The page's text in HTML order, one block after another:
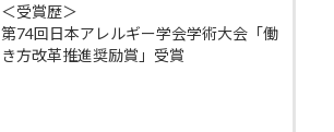
＜受賞歴＞
第74回日本アレルギー学会学術大会「働
き方改革推進奨励賞」受賞